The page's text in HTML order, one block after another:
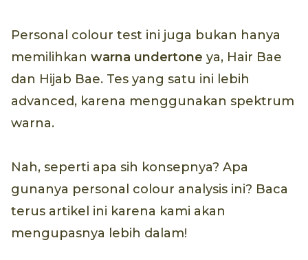
Personal colour test ini juga bukan hanya
memilihkan warna undertone ya, Hair Bae
dan Hijab Bae. Tes yang satu ini lebih
advanced, karena menggunakan spektrum
warna.
Nah, seperti apa sih konsepnya? Apa
gunanya personal colour analysis ini? Baca
terus artikel ini karena kami akan
mengupasnya lebih dalam!